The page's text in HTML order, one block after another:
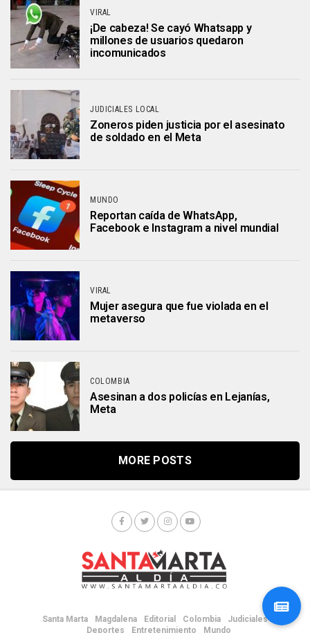
VIRAL
¡De cabeza! Se cayó Whatsapp y
millones de usuarios quedaron
incomunicados
JUDICIALES LOCAL
Zoneros piden justicia por el asesinato
de soldado en el Meta
MUNDO
Reportan caída de WhatsApp,
Facebook e Instagram a nivel mundial
VIRAL
Mujer asegura que fue violada en el
metaverso
COLOMBIA
Asesinan a dos policías en Lejanías,
Meta
MORE POSTS
Santa Marta Magdalena Editorial Colombia
Judiciales
Deportes
Entretenimiento Mundo